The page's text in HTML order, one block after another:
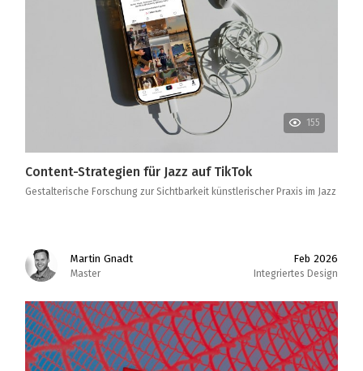
155
Content-Strategien für Jazz auf TikTok
Gestalterische Forschung zur Sichtbarkeit künstlerischer Praxis im Jazz
Martin Gnadt
Master
Feb 2026
Integriertes Design